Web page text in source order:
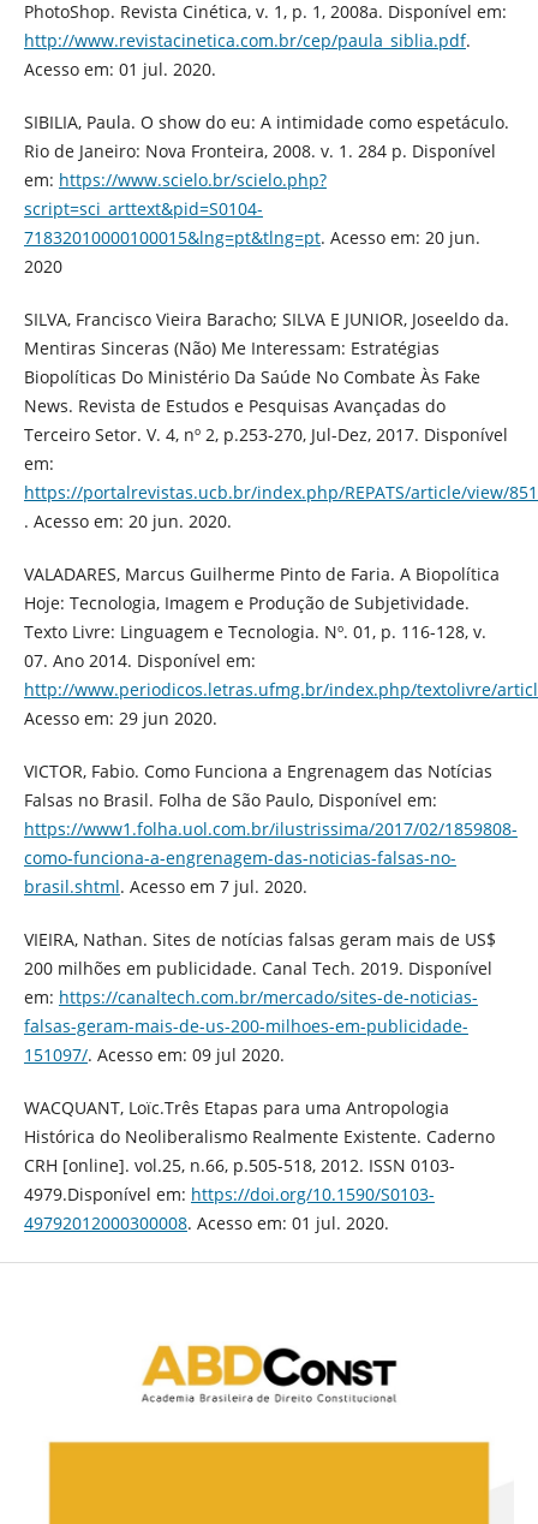
PhotoShop. Revista Cinética, v. 1, p. 1, 2008a. Disponível em:
http://www.revistacinetica.com.br/cep/paula_siblia.pdf.
Acesso em: 01 jul. 2020.
SIBILIA, Paula. O show do eu: A intimidade como espetáculo.
Rio de Janeiro: Nova Fronteira, 2008. v. 1. 284 p. Disponível
em: https://www.scielo.br/scielo.php?
script=sci_arttext&pid=S0104-
71832010000100015&lng=pt&tlng=pt. Acesso em: 20 jun.
2020
SILVA, Francisco Vieira Baracho; SILVA E JUNIOR, Joseeldo da.
Mentiras Sinceras (Não) Me Interessam: Estratégias
Biopolíticas Do Ministério Da Saúde No Combate Às Fake
News. Revista de Estudos e Pesquisas Avançadas do
Terceiro Setor. V. 4, nº 2, p.253-270, Jul-Dez, 2017. Disponível
em:
https://portalrevistas.ucb.br/index.php/REPATS/article/view/
. Acesso em: 20 jun. 2020.
VALADARES, Marcus Guilherme Pinto de Faria. A Biopolítica
Hoje: Tecnologia, Imagem e Produção de Subjetividade.
Texto Livre: Linguagem e Tecnologia. Nº. 01, p. 116-128, v.
07. Ano 2014. Disponível em:
http://www.periodicos.letras.ufmg.br/index.php/textolivre/
Acesso em: 29 jun 2020.
VICTOR, Fabio. Como Funciona a Engrenagem das Notícias
Falsas no Brasil. Folha de São Paulo, Disponível em:
https://www1.folha.uol.com.br/ilustrissima/2017/02/1859808-
como-funciona-a-engrenagem-das-noticias-falsas-no-
brasil.shtml. Acesso em 7 jul. 2020.
VIEIRA, Nathan. Sites de notícias falsas geram mais de US$
200 milhões em publicidade. Canal Tech. 2019. Disponível
em: https://canaltech.com.br/mercado/sites-de-noticias-
falsas-geram-mais-de-us-200-milhoes-em-publicidade-
151097/. Acesso em: 09 jul 2020.
WACQUANT, Loïc.Três Etapas para uma Antropologia
Histórica do Neoliberalismo Realmente Existente. Caderno
CRH [online]. vol.25, n.66, p.505-518, 2012. ISSN 0103-
4979.Disponível em: https://doi.org/10.1590/S0103-
49792012000300008. Acesso em: 01 jul. 2020.